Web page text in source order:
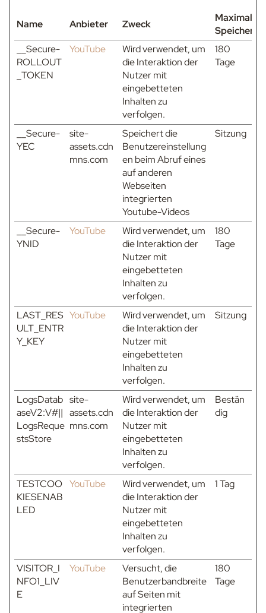
Name Anbieter Zweck
Maximale
__Secure-
ROLLOUT
_TOKEN
YouTube
Wird verwendet, um
die Interaktion der
Nutzer mit
eingebetteten
Inhalten zu
verfolgen.
180
Tage
__Secure-
YEC
site-
assets.cdn
mns.com
Speichert die
Benutzereinstellung
en beim Abruf eines
auf anderen
Webseiten
integrierten
Youtube-Videos
Sitzung
__Secure-
YNID
YouTube
Wird verwendet, um
die Interaktion der
Nutzer mit
eingebetteten
Inhalten zu
verfolgen.
180
Tage
LAST_RES
ULT_ENTR
Y_KEY
YouTube
Wird verwendet, um
die Interaktion der
Nutzer mit
eingebetteten
Inhalten zu
verfolgen.
Sitzung
LogsDatab
aseV2:V#||
LogsReque
stsStore
site-
assets.cdn
mns.com
Wird verwendet, um
die Interaktion der
Nutzer mit
eingebetteten
Inhalten zu
verfolgen.
Bestän
dig
TESTCOO
KIESENAB
LED
YouTube
Wird verwendet, um
die Interaktion der
Nutzer mit
eingebetteten
Inhalten zu
verfolgen.
1 Tag
VISITOR_I
NFO1_LIV
E
YouTube
Versucht, die
Benutzerbandbreite
auf Seiten mit
integrierten
180
Tage